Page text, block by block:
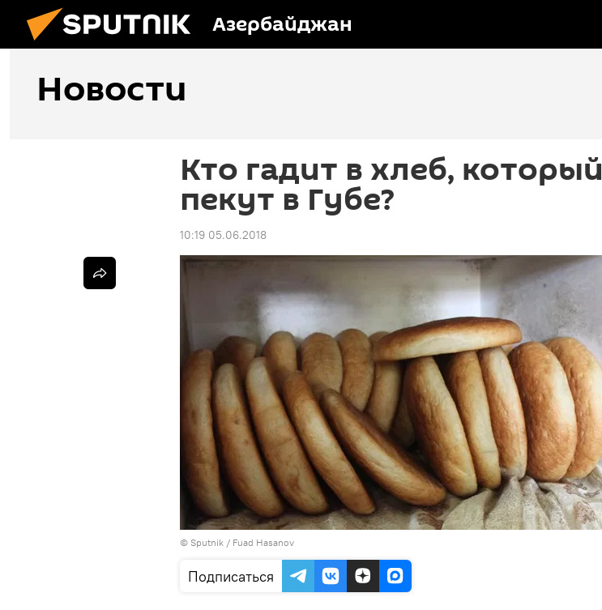
Азербайджан
Новости
Кто гадит в хлеб, который
пекут в Губе?
10:19 05.06.2018
© Sputnik / Fuad Hasanov
Подписаться